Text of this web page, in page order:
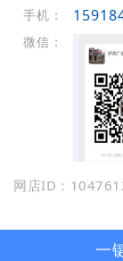
手机：
微信：
网店ID：
一